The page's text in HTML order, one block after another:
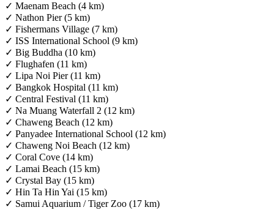
✓ Maenam Beach (4 km)
✓ Nathon Pier (5 km)
✓ Fishermans Village (7 km)
✓ ISS International School (9 km)
✓ Big Buddha (10 km)
✓ Flughafen (11 km)
✓ Lipa Noi Pier (11 km)
✓ Bangkok Hospital (11 km)
✓ Central Festival (11 km)
✓ Na Muang Waterfall 2 (12 km)
✓ Chaweng Beach (12 km)
✓ Panyadee International School (12 km)
✓ Chaweng Noi Beach (12 km)
✓ Coral Cove (14 km)
✓ Lamai Beach (15 km)
✓ Crystal Bay (15 km)
✓ Hin Ta Hin Yai (15 km)
✓ Samui Aquarium / Tiger Zoo (17 km)